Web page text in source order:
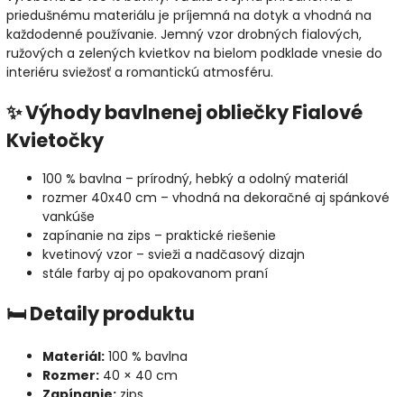
priedušnému materiálu je príjemná na dotyk a vhodná na
každodenné používanie. Jemný vzor drobných fialových,
ružových a zelených kvietkov na bielom podklade vnesie do
interiéru sviežosť a romantickú atmosféru.
✨ Výhody bavlnenej obliečky Fialové
Kvietočky
100 % bavlna – prírodný, hebký a odolný materiál
rozmer 40x40 cm – vhodná na dekoračné aj spánkové
vankúše
zapínanie na zips – praktické riešenie
kvetinový vzor – svieži a nadčasový dizajn
stále farby aj po opakovanom praní
🛏 Detaily produktu
Materiál: 100 % bavlna
Rozmer: 40 × 40 cm